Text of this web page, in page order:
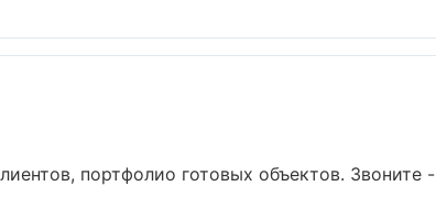
портфолио готовых объектов. Звоните -